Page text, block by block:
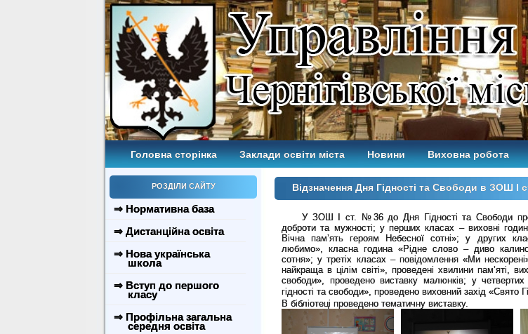
Головна сторінка Заклади освіти міста Новини Виховна робота
РОЗДІЛИ САЙТУ
⇒ Нормативна база
⇒ Дистанційна освіта
⇒ Нова українська
школа
⇒ Вступ до першого
класу
⇒ Профільна загальна
середня освіта
Відзначення Дня Гідності та Свободи в ЗОШ І
У ЗОШ І ст. №36 до Дня Гідності та Свободи
доброти та мужності; у перших класах – виховні
Вічна пам’ять героям Небесної сотні»; у других
любимо», класна година «Рідне слово – диво
сотня»; у третіх класах – повідомлення «Ми
найкраща в цілім світі», проведені хвилини пам’яті,
свободи», проведено виставку малюнків; у
гідності та свободи», проведено виховний захід «Свято
В бібліотеці проведено тематичну виставку.